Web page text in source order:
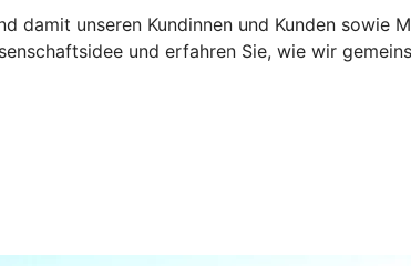
damit unseren Kundinnen und Kunden
und erfahren Sie, wie wir